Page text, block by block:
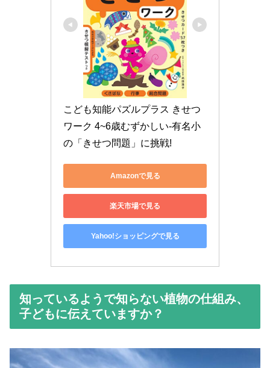
こども知能パズルプラス きせつ
ワーク 4~6歳むずかしい-有名小
の「きせつ問題」に挑戦!
Amazonで見る
楽天市場で見る
Yahoo!ショッピングで見る
知っているようで知らない植物の仕組み、
子どもに伝えていますか？